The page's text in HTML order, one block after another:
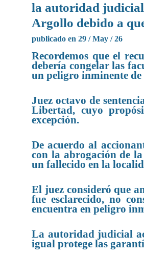
la autoridad judicial
Argollo debido a
publicado en 29 / May / 26
Recordemos que el
debería congelar las
un peligro inminente de
Juez octavo de
Libertad, cuyo
excepción.
De acuerdo al
con la abrogación de
un fallecido en la
El juez consideró que
fue esclarecido, no
encuentra en peligro
La autoridad judicial
igual protege las